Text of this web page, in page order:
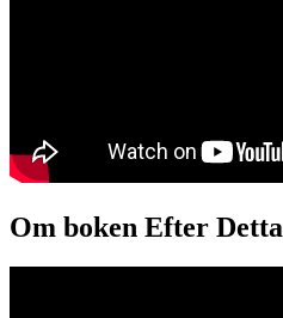
Om boken Efter Detta